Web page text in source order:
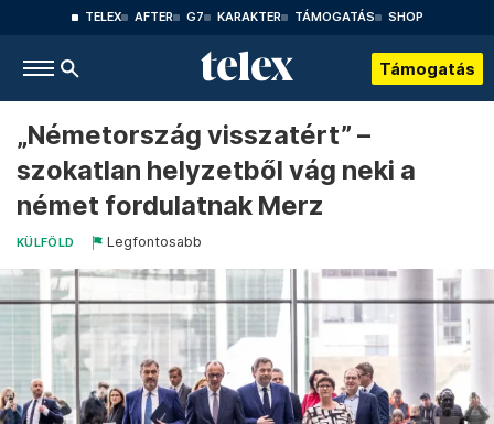
TELEX AFTER G7 KARAKTER TÁMOGATÁS SHOP
Támogatás
„Németország visszatért” –
szokatlan helyzetből vág neki a
német fordulatnak Merz
KÜLFÖLD Legfontosabb